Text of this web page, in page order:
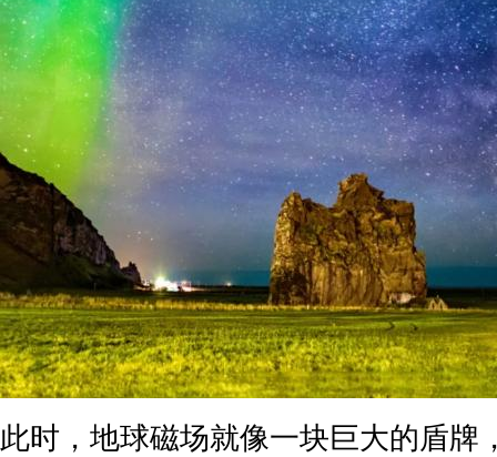
此时，地球磁场就像一块巨大的盾牌